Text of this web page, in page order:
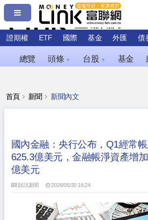
證期權 ETF 國際 基金 外匯 債
總覽 頭條 ▼ 台股 ▼ 基金
首頁 新聞 新聞內文
國內金融：央行公布，Q1經常
625.3億美元，金融帳淨資產增
億美元
財訊新聞 2026/05/20 16:24